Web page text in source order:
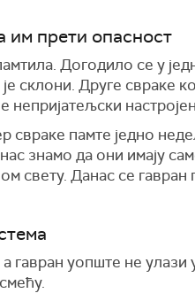
им прети опасност
Догодило се у
склони. Друге свраке
непријатељски
свраке памте једно
знамо да они имају
свету. Данас се гавран
гавран уопште не